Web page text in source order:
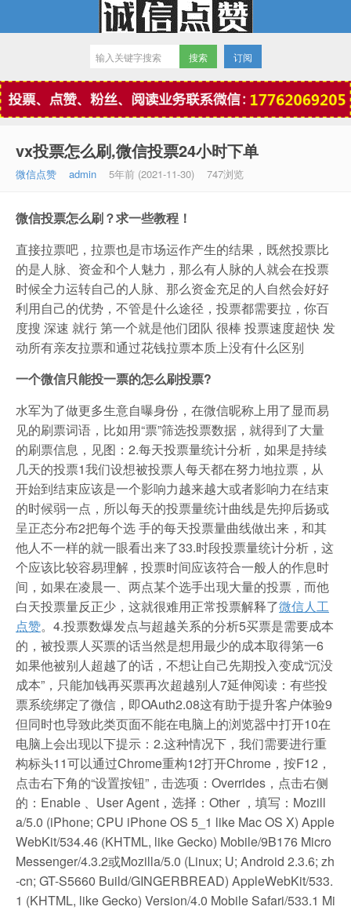
微信点赞
订阅
vx投票怎么刷,微信投票24小时下单
微信点赞 admin 5年前 (2021-11-30) 747浏览
微信投票怎么刷？求一些教程！
直接拉票吧，拉票也是市场运作产生的结果，既然投票比
的是人脉、资金和个人魅力，那么有人脉的人就会在投票
时候全力运转自己的人脉、那么资金充足的人自然会好好
利用自己的优势，不管是什么途径，投票都需要拉，你百
度搜 深速 就行 第一个就是他们团队 很棒 投票速度超快 发
动所有亲友拉票和通过花钱拉票本质上没有什么区别
一个微信只能投一票的怎么刷投票?
水军为了做更多生意自曝身份，在微信昵称上用了显而易
见的刷票词语，比如用“票”筛选投票数据，就得到了大量
的刷票信息，见图：2.每天投票量统计分析，如果是持续
几天的投票1我们设想被投票人每天都在努力地拉票，从
开始到结束应该是一个影响力越来越大或者影响力在结束
的时候弱一点，所以每天的投票量统计曲线是先抑后扬或
呈正态分布2把每个选 手的每天投票量曲线做出来，和其
他人不一样的就一眼看出来了33.时段投票量统计分析，这
个应该比较容易理解，投票时间应该符合一般人的作息时
间，如果在凌晨一、两点某个选手出现大量的投票，而他
白天投票量反正少，这就很难用正常投票解释了微信人工
点赞。4.投票数爆发点与超越关系的分析5买票是需要成本
的，被投票人买票的话当然是想用最少的成本取得第一6
如果他被别人超越了的话，不想让自己先期投入变成“沉没
成本”，只能加钱再买票再次超越别人7延伸阅读：有些投
票系统绑定了微信，即OAuth2.08这有助于提升客户体验9
但同时也导致此类页面不能在电脑上的浏览器中打开10在
电脑上会出现以下提示：2.这种情况下，我们需要进行重
构标头11可以通过Chrome重构12打开Chrome，按F12，
点击右下角的“设置按钮”，击选项：Overrides，点击右侧
的：Enable 、User Agent，选择：Other ，填写：Mozill
a/5.0 (iPhone; CPU iPhone OS 5_1 like Mac OS X) Apple
WebKit/534.46 (KHTML, like Gecko) Mobile/9B176 Micro
Messenger/4.3.2或Mozilla/5.0 (Linux; U; Android 2.3.6; zh
-cn; GT-S5660 Build/GINGERBREAD) AppleWebKit/533.
1 (KHTML, like Gecko) Version/4.0 Mobile Safari/533.1 Mi